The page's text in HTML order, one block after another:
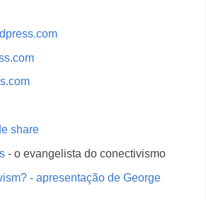
share
- o evangelista do conectivismo
- apresentação de George